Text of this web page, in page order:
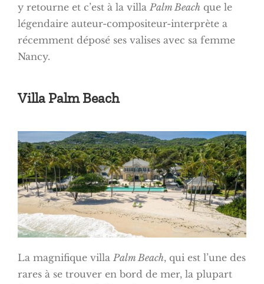
y retourne et c’est à la villa Palm Beach que le
légendaire auteur-compositeur-interprète a
récemment déposé ses valises avec sa femme
Nancy.
Villa Palm Beach
La magnifique villa Palm Beach, qui est l’une des
rares à se trouver en bord de mer, la plupart